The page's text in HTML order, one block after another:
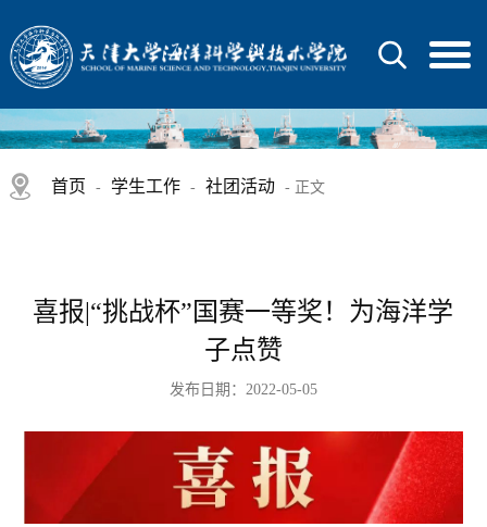
首页 - 学生工作 - 社团活动 - 正文
喜报|“挑战杯”国赛一等奖！为海洋学
子点赞
发布日期：2022-05-05